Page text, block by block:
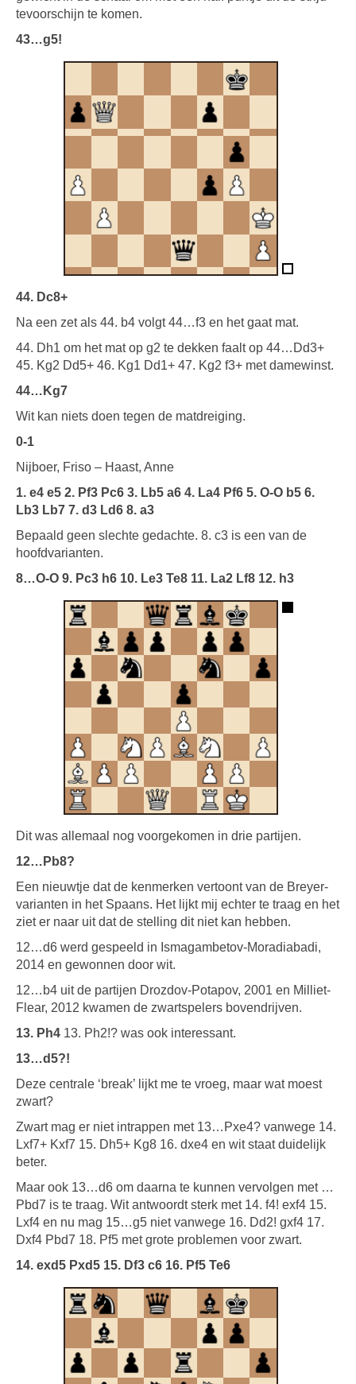
tevoorschijn te komen.
43…g5!
44. Dc8+
Na een zet als 44. b4 volgt 44…f3 en het gaat mat.
44. Dh1 om het mat op g2 te dekken faalt op 44…Dd3+
45. Kg2 Dd5+ 46. Kg1 Dd1+ 47. Kg2 f3+ met damewinst.
44…Kg7
Wit kan niets doen tegen de matdreiging.
0-1
Nijboer, Friso – Haast, Anne
1. e4 e5 2. Pf3 Pc6 3. Lb5 a6 4. La4 Pf6 5. O-O b5 6.
Lb3 Lb7 7. d3 Ld6 8. a3
Bepaald geen slechte gedachte. 8. c3 is een van de
hoofdvarianten.
8…O-O 9. Pc3 h6 10. Le3 Te8 11. La2 Lf8 12. h3
Dit was allemaal nog voorgekomen in drie partijen.
12…Pb8?
Een nieuwtje dat de kenmerken vertoont van de Breyer-
varianten in het Spaans. Het lijkt mij echter te traag en het
ziet er naar uit dat de stelling dit niet kan hebben.
12…d6 werd gespeeld in Ismagambetov-Moradiabadi,
2014 en gewonnen door wit.
12…b4 uit de partijen Drozdov-Potapov, 2001 en Milliet-
Flear, 2012 kwamen de zwartspelers bovendrijven.
13. Ph4 13. Ph2!? was ook interessant.
13…d5?!
Deze centrale ‘break’ lijkt me te vroeg, maar wat moest
zwart?
Zwart mag er niet intrappen met 13…Pxe4? vanwege 14.
Lxf7+ Kxf7 15. Dh5+ Kg8 16. dxe4 en wit staat duidelijk
beter.
Maar ook 13…d6 om daarna te kunnen vervolgen met …
Pbd7 is te traag. Wit antwoordt sterk met 14. f4! exf4 15.
Lxf4 en nu mag 15…g5 niet vanwege 16. Dd2! gxf4 17.
Dxf4 Pbd7 18. Pf5 met grote problemen voor zwart.
14. exd5 Pxd5 15. Df3 c6 16. Pf5 Te6